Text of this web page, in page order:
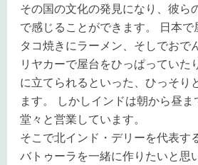
その国の文化の発見になり、彼ら
で感じることができます。 日本で
タコ焼きにラーメン、そしでおで
リヤカーで屋台をひっぱっていた
に立てられるといった、ひっそり
ます。 しかしインドは朝から昼ま
堂々と営業しています。
そこで北インド・デリーを代表す
バトゥーラを一緒に作りたいと思